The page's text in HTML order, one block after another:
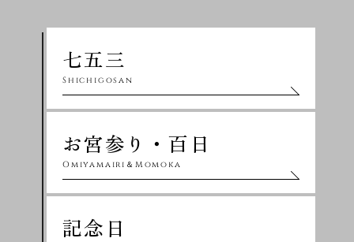
七五三
Shichigosan
お宮参り・百日
Omiyamairi＆Momoka
記念日